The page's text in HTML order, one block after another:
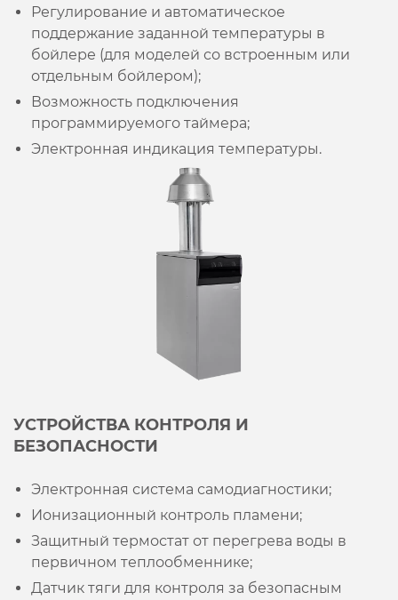
Регулирование и автоматическое
поддержание заданной температуры в
бойлере (для моделей со встроенным или
отдельным бойлером);
Возможность подключения
программируемого таймера;
Электронная индикация температуры.
УСТРОЙСТВА КОНТРОЛЯ И
БЕЗОПАСНОСТИ
Электронная система самодиагностики;
Ионизационный контроль пламени;
Защитный термостат от перегрева воды в
первичном теплообменнике;
Датчик тяги для контроля за безопасным